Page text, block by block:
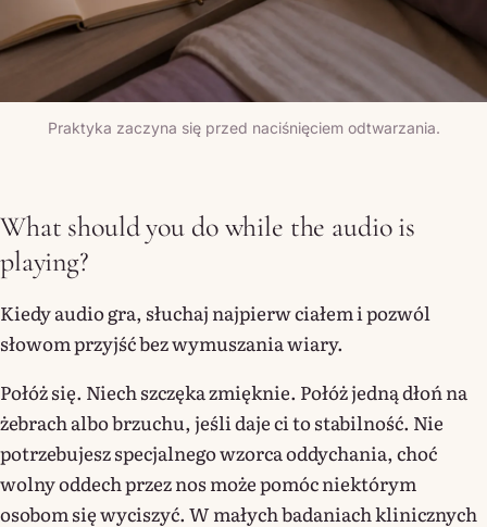
Praktyka zaczyna się przed naciśnięciem odtwarzania.
What should you do while the audio is
playing?
Kiedy audio gra, słuchaj najpierw ciałem i pozwól
słowom przyjść bez wymuszania wiary.
Połóż się. Niech szczęka zmięknie. Połóż jedną dłoń na
żebrach albo brzuchu, jeśli daje ci to stabilność. Nie
potrzebujesz specjalnego wzorca oddychania, choć
wolny oddech przez nos może pomóc niektórym
osobom się wyciszyć. W małych badaniach klinicznych